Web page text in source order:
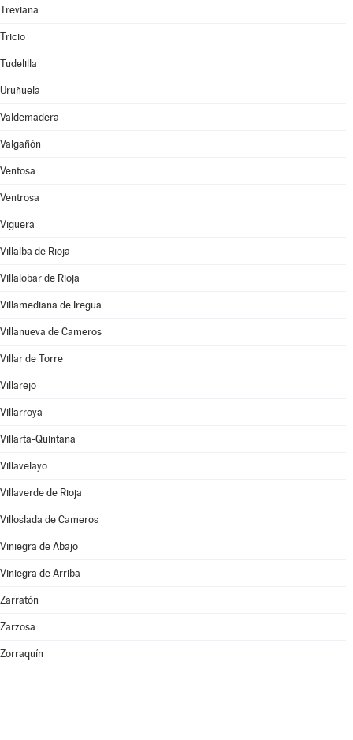
Treviana
Tricio
Tudelilla
Uruñuela
Valdemadera
Valgañón
Ventosa
Ventrosa
Viguera
Villalba de Rioja
Villalobar de Rioja
Villamediana de Iregua
Villanueva de Cameros
Villar de Torre
Villarejo
Villarroya
Villarta-Quintana
Villavelayo
Villaverde de Rioja
Villoslada de Cameros
Viniegra de Abajo
Viniegra de Arriba
Zarratón
Zarzosa
Zorraquín